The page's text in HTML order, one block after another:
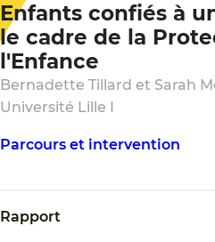
Enfants confiés à
le cadre de la
l'Enfance
Bernadette Tillard et Sarah
Université Lille I
Parcours et intervention
Rapport